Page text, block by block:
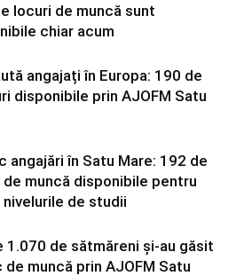
locuri de muncă sunt
chiar acum
angajați în Europa: 190 de
disponibile prin AJOFM Satu
angajări în Satu Mare: 192 de
de muncă disponibile pentru
de studii
1.070 de sătmăreni și-au găsit
de muncă prin AJOFM Satu